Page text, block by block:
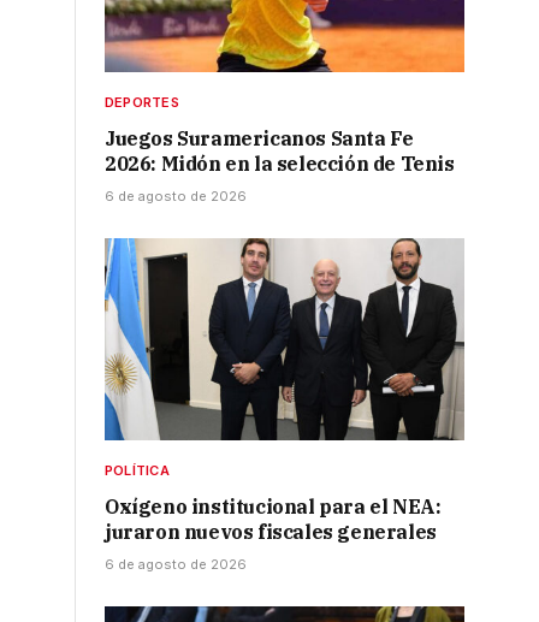
DEPORTES
Juegos Suramericanos Santa Fe
2026: Midón en la selección de Tenis
6 de agosto de 2026
POLÍTICA
Oxígeno institucional para el NEA:
juraron nuevos fiscales generales
6 de agosto de 2026